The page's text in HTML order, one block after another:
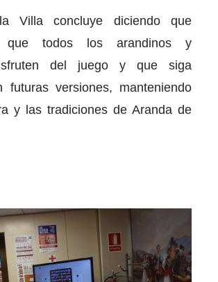
Villa concluye diciendo que
que todos los arandinos y
del juego y que siga
futuras versiones, manteniendo
y las tradiciones de Aranda de